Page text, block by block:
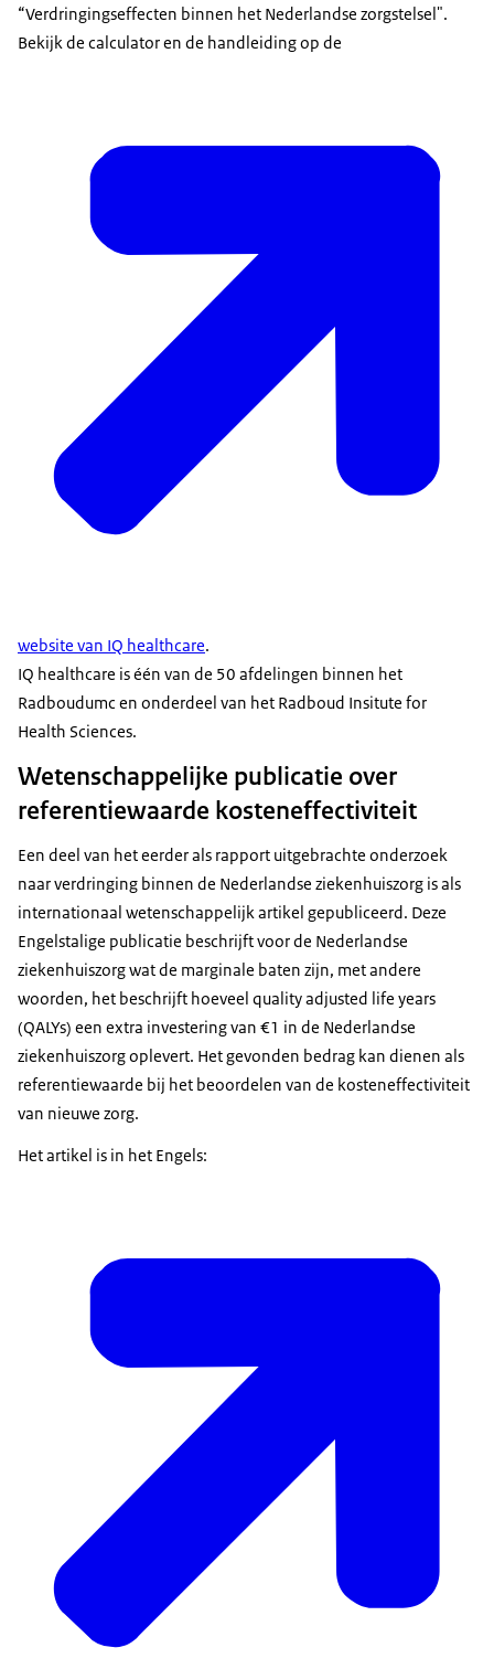
“Verdringingseffecten binnen het Nederlandse zorgstelsel".
Bekijk de calculator en de handleiding op de
website van IQ healthcare.
IQ healthcare is één van de 50 afdelingen binnen het
Radboudumc en onderdeel van het Radboud Insitute for
Health Sciences.
Wetenschappelijke publicatie over
referentiewaarde kosteneffectiviteit
Een deel van het eerder als rapport uitgebrachte onderzoek
naar verdringing binnen de Nederlandse ziekenhuiszorg is als
internationaal wetenschappelijk artikel gepubliceerd. Deze
Engelstalige publicatie beschrijft voor de Nederlandse
ziekenhuiszorg wat de marginale baten zijn, met andere
woorden, het beschrijft hoeveel quality adjusted life years
(QALYs) een extra investering van €1 in de Nederlandse
ziekenhuiszorg oplevert. Het gevonden bedrag kan dienen als
referentiewaarde bij het beoordelen van de kosteneffectiviteit
van nieuwe zorg.
Het artikel is in het Engels: